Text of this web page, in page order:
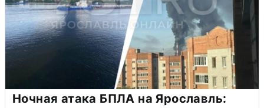
Ночная атака БПЛА на Ярославль: